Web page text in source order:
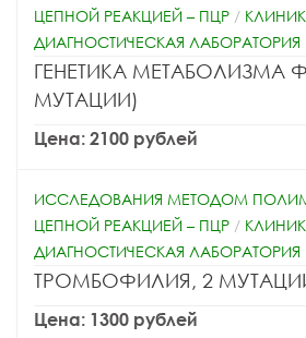
ЦЕПНОЙ РЕАКЦИЕЙ – ПЦР /
ДИАГНОСТИЧЕСКАЯ ЛАБОРАТОРИЯ
ГЕНЕТИКА МЕТАБОЛИЗМА
МУТАЦИИ)
Цена: 2100 рублей
ИССЛЕДОВАНИЯ МЕТОДОМ
ЦЕПНОЙ РЕАКЦИЕЙ – ПЦР /
ДИАГНОСТИЧЕСКАЯ ЛАБОРАТОРИЯ
ТРОМБОФИЛИЯ, 2 МУТАЦИИ
Цена: 1300 рублей